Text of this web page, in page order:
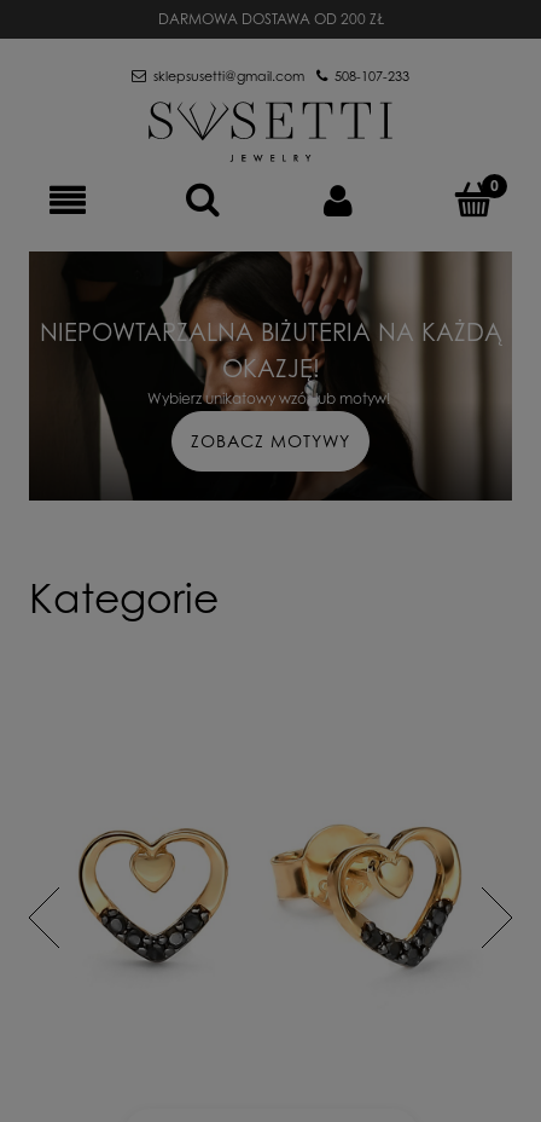
DARMOWA DOSTAWA OD 200 ZŁ
sklepsusetti@gmail.com 508-107-233
NIEPOWTARZALNA BIŻUTERIA NA KAŻDĄ
OKAZJĘ!
Wybierz unikatowy wzór lub motyw!
ZOBACZ MOTYWY
Kategorie